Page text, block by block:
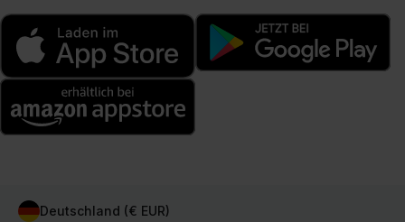
Deutschland (€ EUR)